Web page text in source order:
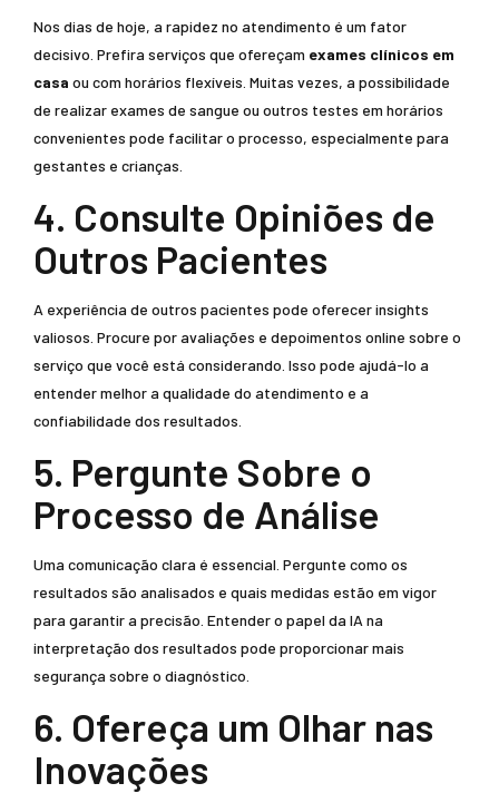
Nos dias de hoje, a rapidez no atendimento é um fator
decisivo. Prefira serviços que ofereçam exames clínicos em
casa ou com horários flexíveis. Muitas vezes, a possibilidade
de realizar exames de sangue ou outros testes em horários
convenientes pode facilitar o processo, especialmente para
gestantes e crianças.
4. Consulte Opiniões de
Outros Pacientes
A experiência de outros pacientes pode oferecer insights
valiosos. Procure por avaliações e depoimentos online sobre o
serviço que você está considerando. Isso pode ajudá-lo a
entender melhor a qualidade do atendimento e a
confiabilidade dos resultados.
5. Pergunte Sobre o
Processo de Análise
Uma comunicação clara é essencial. Pergunte como os
resultados são analisados e quais medidas estão em vigor
para garantir a precisão. Entender o papel da IA na
interpretação dos resultados pode proporcionar mais
segurança sobre o diagnóstico.
6. Ofereça um Olhar nas
Inovações